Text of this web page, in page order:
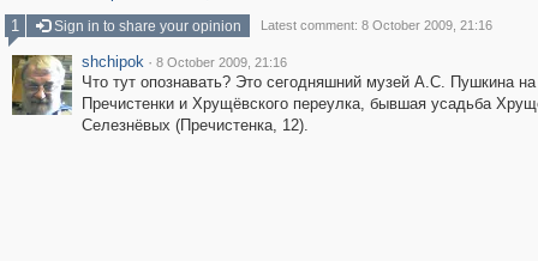
1
Sign in to share your opinion Latest comment: 8 October 2009, 21:16
shchipok · 8 October 2009, 21:16
Что тут опознавать? Это сегодняшний музей А.С. Пушкина на
Пречистенки и Хрущёвского переулка, бывшая усадьба
Селезнёвых (Пречистенка, 12).